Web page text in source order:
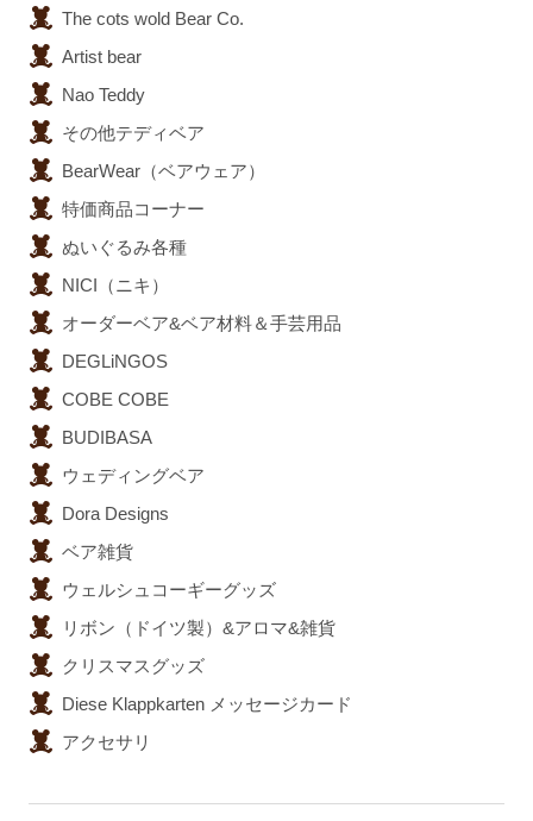
The cots wold Bear Co.
Artist bear
Nao Teddy
その他テディベア
BearWear（ベアウェア）
特価商品コーナー
ぬいぐるみ各種
NICI（ニキ）
オーダーベア&ベア材料＆手芸用品
DEGLiNGOS
COBE COBE
BUDIBASA
ウェディングベア
Dora Designs
ベア雑貨
ウェルシュコーギーグッズ
リボン（ドイツ製）&アロマ&雑貨
クリスマスグッズ
Diese Klappkarten メッセージカード
アクセサリ